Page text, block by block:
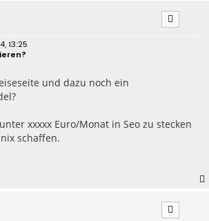
13:25
und dazu noch ein
xxxxx Euro/Monat in Seo zu stecken
schaffen.